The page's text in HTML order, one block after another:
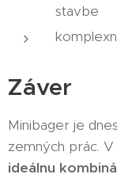
stavbe
Záver
Minibager je
zemných prác.
ideálnu